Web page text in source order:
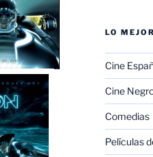
LO
Cine
Cine
Comedias
Películas